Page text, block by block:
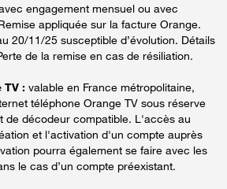
engagement mensuel ou avec
appliquée sur la facture Orange.
20/11/25 susceptible d’évolution. Détails
de la remise en cas de résiliation.
TV : valable en France métropolitaine,
téléphone Orange TV sous réserve
de décodeur compatible. L'accès au
et l'activation d'un compte auprès
pourra également se faire avec les
le cas d’un compte préexistant.